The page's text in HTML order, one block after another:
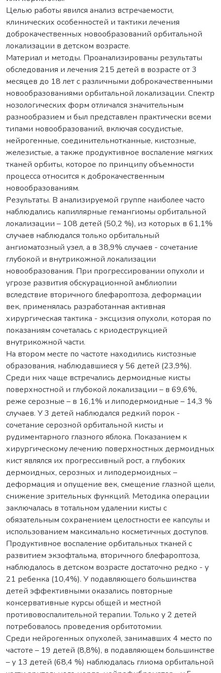
Целью работы явился анализ встречаемости,
клинических особенностей и тактики лечения
доброкачественных новообразований орбитальной
локализации в детском возрасте.
Материал и методы. Проанализированы результаты
обследования и лечения 215 детей в возрасте от 3
месяцев до 18 лет с различными доброкачественными
новообразованиями орбитальной локализации. Спектр
нозологических форм отличался значительным
разнообразием и был представлен практически всеми
типами новообразований, включая сосудистые,
нейрогенные, соединительнотканные, кистозные,
железистые, а также продуктивное воспаление мягких
тканей орбиты, которое по принципу объемности
процесса относится к доброкачественным
новообразованиям.
Результаты. В анализируемой группе наиболее часто
наблюдались капиллярные гемангиомы орбитальной
локализации – 108 детей (50,2 %), из которых в 61,1%
случаев наблюдался только орбитальный
ангиоматозный узел, а в 38,9% случаев - сочетание
глубокой и внутрикожной локализации
новообразования. При прогрессировании опухоли и
угрозе развития обскурационной амблиопии
вследствие вторичного блефароптоза, деформации
век, применялась разработанная активная
хирургическая тактика - эксцизия опухоли, которая по
показаниям сочеталась с криодеструкцией
внутрикожной части.
На втором месте по частоте находились кистозные
образования, наблюдавшиеся у 56 детей (23,9%).
Среди них чаще встречались дермоидные кисты
поверхностной и глубокой локализации – в 69,6%,
реже серозные – в 16,1% и липодермоидные – 14,3 %
случаев. У 3 детей наблюдался редкий порок -
сочетание серозной орбитальной кисты и
рудиментарного глазного яблока. Показанием к
хирургическому лечению поверхностных дермоидных
кист являлся их прогрессивный рост, а глубоких
дермоидных, серозных и липодермоидных –
деформация и опущение век, смещение глазной щели,
снижение зрительных функций. Методика операции
заключалась в тотальном удалении кисты с
обязательным сохранением целостности ее капсулы и
использованием максимально косметичных доступов.
Продуктивное воспаление орбитальных тканей с
развитием экзофтальма, вторичного блефароптоза,
наблюдалось в детском возрасте достаточно редко - у
21 ребенка (10,4%). У подавляющего большинства
детей эффективными оказались повторные
консервативные курсы общей и местной
противовоспалительной терапии. Только у 2 детей
потребовалось проведения орбитотомии.
Среди нейрогенных опухолей, занимавших 4 место по
частоте – 19 детей (8,8%), в подавляющем большинстве
– у 13 детей (68,4 %) наблюдалась глиома орбитальной